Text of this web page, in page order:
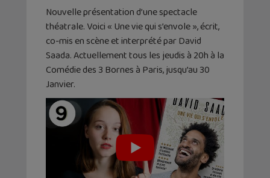
Nouvelle présentation d’une spectacle
théatrale. Voici « Une vie qui s’envole », écrit,
co-mis en scène et interprété par David
Saada. Actuellement tous les jeudis à 20h à la
Comédie des 3 Bornes à Paris, jusqu’au 30
Janvier.